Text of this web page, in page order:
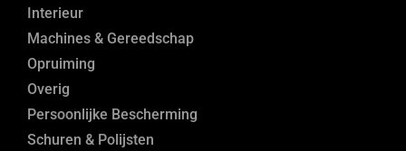
Interieur
Machines & Gereedschap
Opruiming
Overig
Persoonlijke Bescherming
Schuren & Polijsten